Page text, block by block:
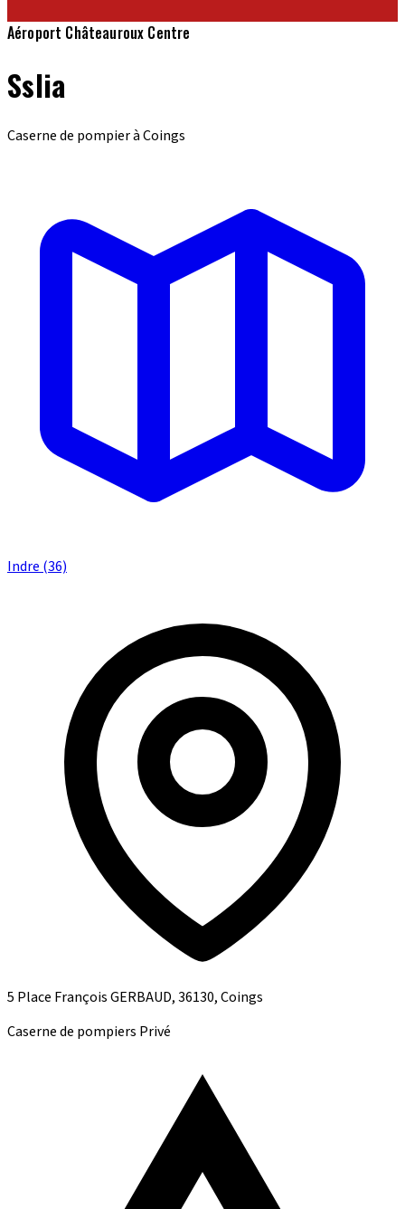
Aéroport Châteauroux Centre
Sslia
Caserne de pompier à Coings
Indre (36)
5 Place François GERBAUD, 36130, Coings
Caserne de pompiers Privé